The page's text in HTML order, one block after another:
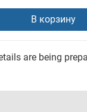
В корзину
are being